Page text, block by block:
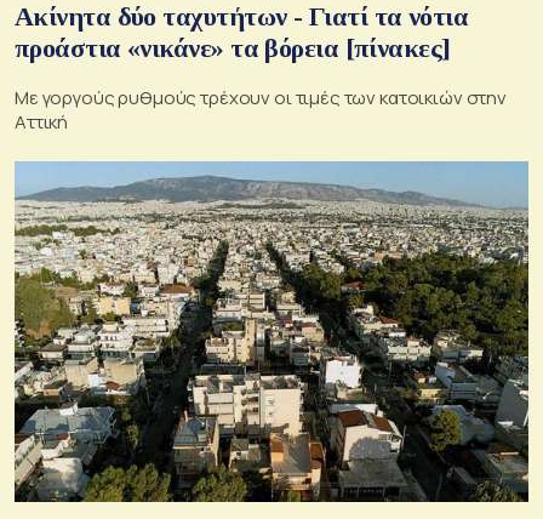
Ακίνητα δύο ταχυτήτων - Γιατί τα νότια
προάστια «νικάνε» τα βόρεια [πίνακες]
Με γοργούς ρυθμούς τρέχουν οι τιμές των κατοικιών στην
Αττική